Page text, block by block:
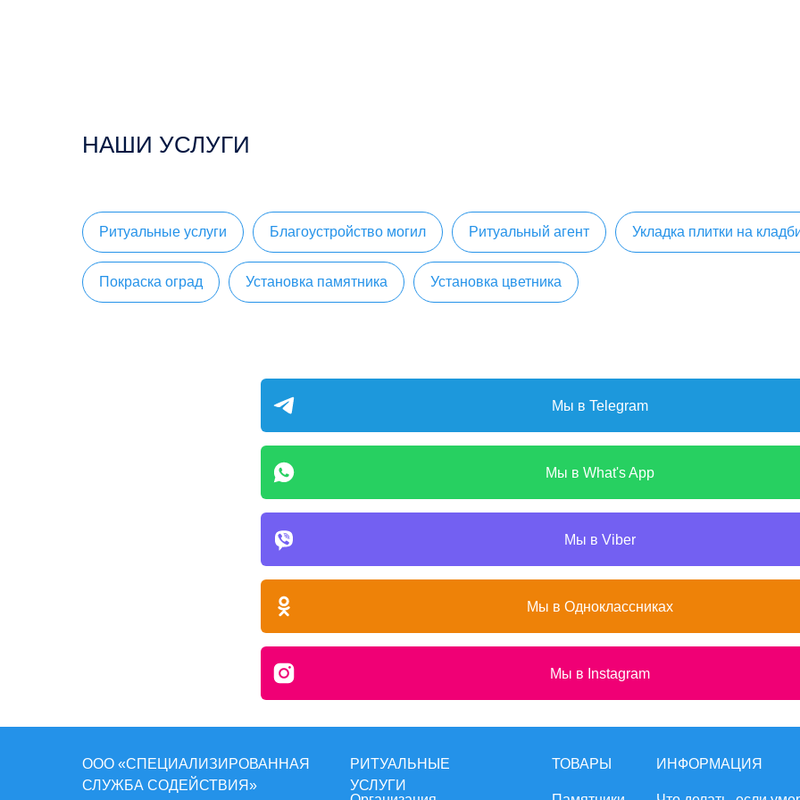
НАШИ УСЛУГИ
Ритуальные услуги Благоустройство могил Ритуальный агент Укладка плитки на
Покраска оград Установка памятника Установка цветника
Мы в Telegram
Мы в What's App
Мы в Viber
Мы в Одноклассниках
Мы в Instagram
ООО «СПЕЦИАЛИЗИРОВАННАЯ
СЛУЖБА СОДЕЙСТВИЯ»
РИТУАЛЬНЫЕ
УСЛУГИ
ТОВАРЫ ИНФОРМАЦИЯ